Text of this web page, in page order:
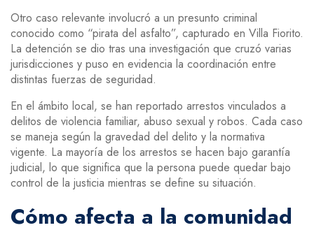
Otro caso relevante involucró a un presunto criminal
conocido como “pirata del asfalto”, capturado en Villa Fiorito.
La detención se dio tras una investigación que cruzó varias
jurisdicciones y puso en evidencia la coordinación entre
distintas fuerzas de seguridad.
En el ámbito local, se han reportado arrestos vinculados a
delitos de violencia familiar, abuso sexual y robos. Cada caso
se maneja según la gravedad del delito y la normativa
vigente. La mayoría de los arrestos se hacen bajo garantía
judicial, lo que significa que la persona puede quedar bajo
control de la justicia mientras se define su situación.
Cómo afecta a la comunidad